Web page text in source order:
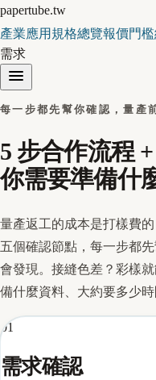
papertube.tw
產業應用 規格總覽報價門檻
需求
每一步都先幫你確認，量產
5 步合作流程
你需要準備什
量產返工的成本是打樣費
五個確認節點，每一步都
會發現。接縫色差？彩樣
備什麼資料、大約要多少
01
需求確認